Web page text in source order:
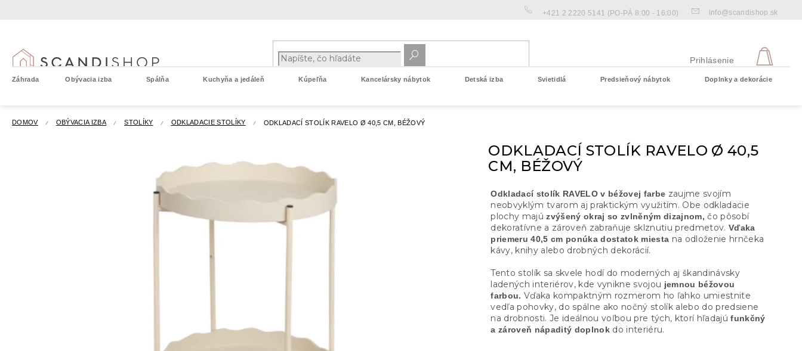
+421 2 2220 5141 (PO-PÁ 8:00 - 16:00) info@scandishop.sk
Prihlásenie
Záhrada Obývacia izba Spálňa Kuchyňa a jedáleň Kúpeľňa Kancelársky nábytok Detská izba Svietidlá Predsieňový nábytok Doplnky a dekorácie
DOMOV OBÝVACIA IZBA STOLÍKY ODKLADACIE STOLÍKY ODKLADACÍ STOLÍK RAVELO Ø 40,5 CM, BÉŽOVÝ
ODKLADACÍ STOLÍK RAVELO Ø 40,5
CM, BÉŽOVÝ
Odkladací stolík RAVELO v béžovej farbe zaujme svojím
neobvyklým tvarom aj praktickým využitím. Obe odkladacie
plochy majú zvýšený okraj so zvlněným dizajnom, čo pôsobí
dekoratívne a zároveň zabraňuje sklznutiu predmetov.Vďaka
priemeru 40,5 cm ponúka dostatok miesta na odloženie hrnčeka
kávy, knihy alebo drobných dekorácií.
Tento stolík sa skvele hodí do moderných aj škandinávsky
ladených interiérov, kde vynikne svojou jemnou béžovou
farbou. Vďaka kompaktným rozmerom ho ľahko umiestnite
vedľa pohovky, do spálne ako nočný stolík alebo do predsiene
na drobnosti. Je ideálnou voľbou pre tých, ktorí hľadajú funkčný
a zároveň nápaditý doplnok do interiéru.